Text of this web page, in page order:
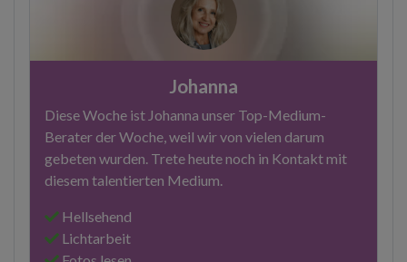
Johanna
Diese Woche ist Johanna unser Top-Medium-
Berater der Woche, weil wir von vielen darum
gebeten wurden. Trete heute noch in Kontakt mit
diesem talentierten Medium.
Hellsehend
Lichtarbeit